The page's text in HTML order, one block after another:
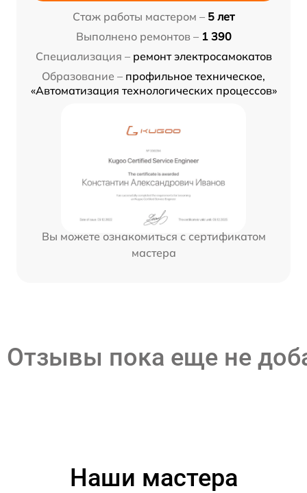
Стаж работы мастером – 5 лет
Выполнено ремонтов – 1 390
Специализация – ремонт электросамокатов
Образование – профильное техническое,
«Автоматизация технологических процессов»
Вы можете ознакомиться с сертификатом
мастера
Отзывы пока еще не
Наши мастера